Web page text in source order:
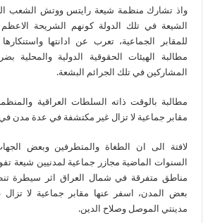
واذ تشارك منظمة شيعة رايتس ووتش الشعب
الشيعة في تلك الدولة كونهم الشريحة
للمقابر الجماعية، تعرب عن ادانتها
مطالبة الهيئات الحقوقية الدولية والمحلية
المشاركين في تلك الجرائم البشعة.
مطالبة بالوقت ذاته السلطات العراقية
مقابر جماعية لا تزال غير مكتشفة في عدة مدن في
لافتة الى ان الطغاة والمتطرفين وبعض
السنوات الماضية مجازر جماعية لمدنيين شيعة
مناطق متفرقة في شمال العراق اثر سيطرة
بعض المدن، اسفر عنها مقابر جماعية لا
مدينتي الموصل وصلاح الدين.